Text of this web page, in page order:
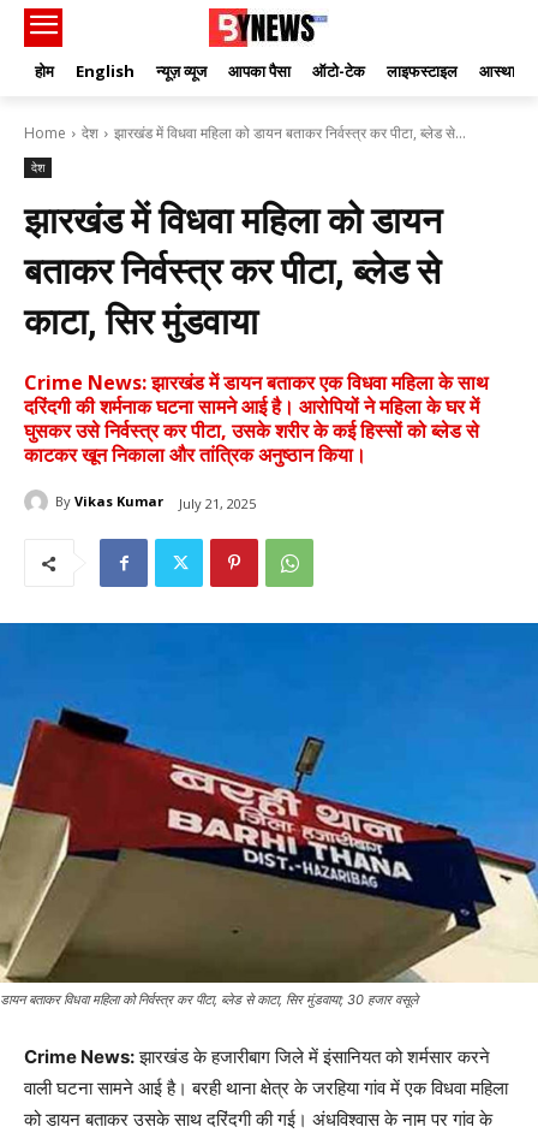
होम English न्यूज़ व्यूज आपका पैसा ऑटो-टेक लाइफस्टाइल आस्था
Home देश झारखंड में विधवा महिला को डायन बताकर निर्वस्त्र कर पीटा, ब्लेड से...
देश
झारखंड में विधवा महिला को डायन
बताकर निर्वस्त्र कर पीटा, ब्लेड से
काटा, सिर मुंडवाया
Crime News: झारखंड में डायन बताकर एक विधवा महिला के साथ
दरिंदगी की शर्मनाक घटना सामने आई है। आरोपियों ने महिला के घर में
घुसकर उसे निर्वस्त्र कर पीटा, उसके शरीर के कई हिस्सों को ब्लेड से
काटकर खून निकाला और तांत्रिक अनुष्ठान किया।
By Vikas Kumar July 21, 2025
डायन बताकर विधवा महिला को निर्वस्त्र कर पीटा, ब्लेड से काटा, सिर मुंडवाया; 30 हजार वसूले
Crime News:झारखंड के हजारीबाग जिले में इंसानियत को शर्मसार करने
वाली घटना सामने आई है। बरही थाना क्षेत्र के जरहिया गांव में एक विधवा महिला
को डायन बताकर उसके साथ दरिंदगी की गई। अंधविश्वास के नाम पर गांव के